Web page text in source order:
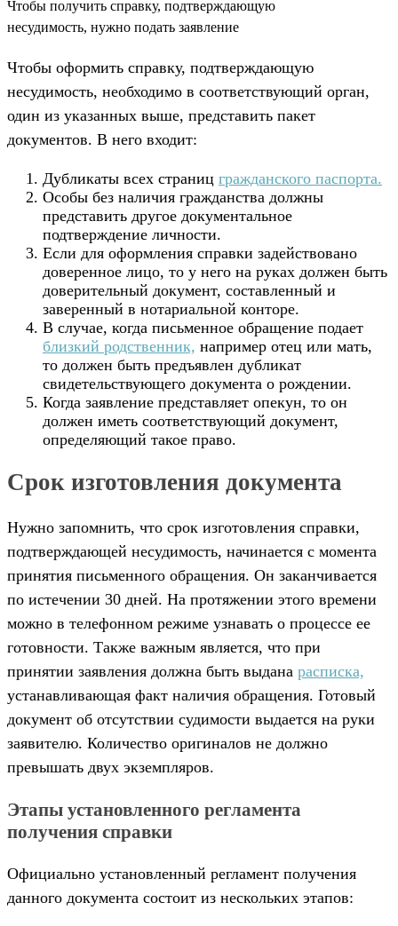
Чтобы получить справку, подтверждающую
несудимость, нужно подать заявление
Чтобы оформить справку, подтверждающую
несудимость, необходимо в соответствующий орган,
один из указанных выше, представить пакет
документов. В него входит:
Дубликаты всех страниц гражданского паспорта.
Особы без наличия гражданства должны
представить другое документальное
подтверждение личности.
Если для оформления справки задействовано
доверенное лицо, то у него на руках должен быть
доверительный документ, составленный и
заверенный в нотариальной конторе.
В случае, когда письменное обращение подает
близкий родственник, например отец или мать,
то должен быть предъявлен дубликат
свидетельствующего документа о рождении.
Когда заявление представляет опекун, то он
должен иметь соответствующий документ,
определяющий такое право.
Срок изготовления документа
Нужно запомнить, что срок изготовления справки,
подтверждающей несудимость, начинается с момента
принятия письменного обращения. Он заканчивается
по истечении 30 дней. На протяжении этого времени
можно в телефонном режиме узнавать о процессе ее
готовности. Также важным является, что при
принятии заявления должна быть выдана расписка,
устанавливающая факт наличия обращения. Готовый
документ об отсутствии судимости выдается на руки
заявителю. Количество оригиналов не должно
превышать двух экземпляров.
Этапы установленного регламента
получения справки
Официально установленный регламент получения
данного документа состоит из нескольких этапов: